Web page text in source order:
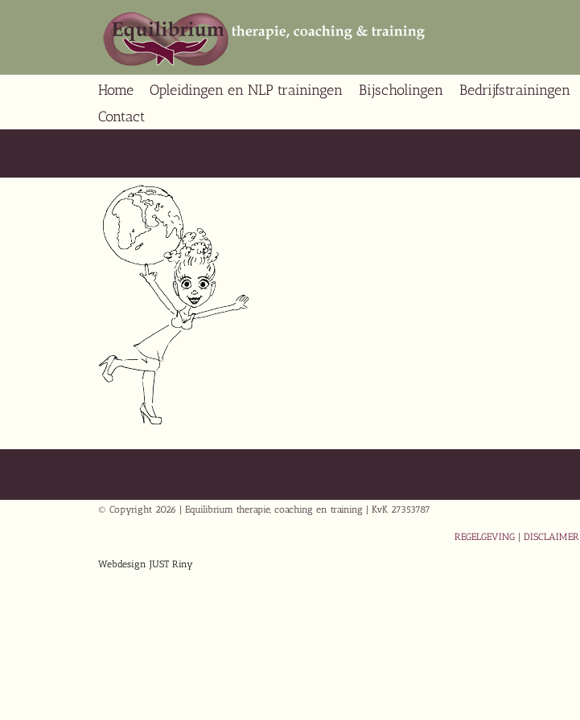
Home Opleidingen en NLP trainingen Bijscholingen Bedrijfstrainingen
Contact
© Copyright 2026 | Equilibrium therapie, coaching en training | KvK 27353787
REGELGEVING DISCLAIMER
Webdesign JUST Riny